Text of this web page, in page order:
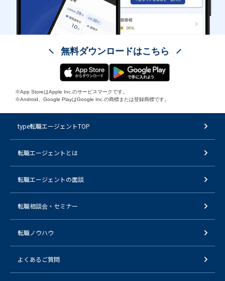
無料ダウンロードはこちら
※App StoreはApple Inc.のサービスマークです。
※Android、Google PlayはGoogle Inc.の商標または登録商標です。
type転職エージェントTOP
転職エージェントとは
転職エージェントの面談
転職相談会・セミナー
転職ノウハウ
よくあるご質問